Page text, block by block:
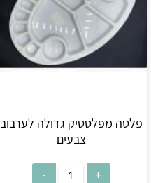
פלטה מפלסטיק גדולה לערבוב
צבעים